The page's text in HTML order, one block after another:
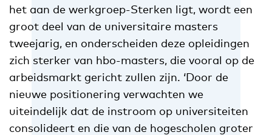
het aan de werkgroep-Sterken ligt, wordt een
groot deel van de universitaire masters
tweejarig, en onderscheiden deze opleidingen
zich sterker van hbo-masters, die vooral op de
arbeidsmarkt gericht zullen zijn. ‘Door de
nieuwe positionering verwachten we
uiteindelijk dat de instroom op universiteiten
consolideert en die van de hogescholen groter